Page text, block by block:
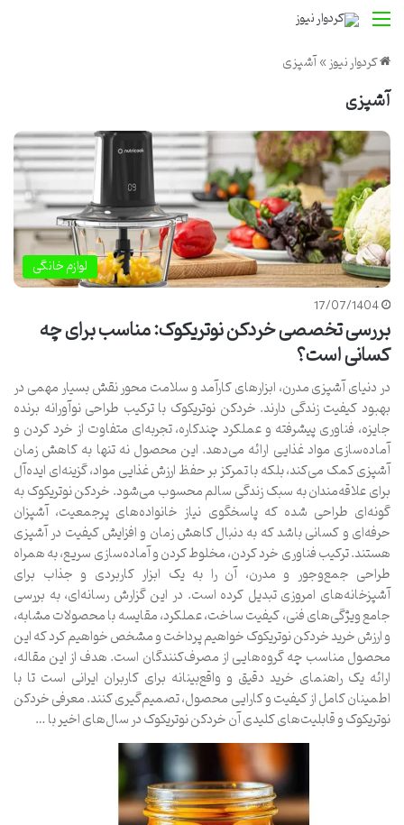
منو
کردوار نیوز»آشپزی
آشپزی
لوازم خانگی
17/07/1404
بررسی تخصصی خردکن نوتریکوک: مناسب برای چه
کسانی است؟
در دنیای آشپزی مدرن، ابزارهای کارآمد و سلامت محور نقش بسیار مهمی در
بهبود کیفیت زندگی دارند. خردکن نوتریکوک با ترکیب طراحی نوآورانه برنده
جایزه، فناوری پیشرفته و عملکرد چندکاره، تجربه‌ای متفاوت از خرد کردن و
آماده‌سازی مواد غذایی ارائه می‌دهد. این محصول نه تنها به کاهش زمان
آشپزی کمک می‌کند، بلکه با تمرکز بر حفظ ارزش غذایی مواد، گزینه‌ای ایده‌آل
برای علاقه‌مندان به سبک زندگی سالم محسوب می‌شود. خردکن نوتریکوک به
گونه‌ای طراحی شده که پاسخگوی نیاز خانواده‌های پرجمعیت، آشپزان
حرفه‌ای و کسانی باشد که به دنبال کاهش زمان و افزایش کیفیت در آشپزی
هستند. ترکیب فناوری خرد کردن، مخلوط کردن و آماده‌سازی سریع، به همراه
طراحی جمع‌وجور و مدرن، آن را به یک ابزار کاربردی و جذاب برای
آشپزخانه‌های امروزی تبدیل کرده است. در این گزارش رسانه‌ای، به بررسی
جامع ویژگی‌های فنی، کیفیت ساخت، عملکرد، مقایسه با محصولات مشابه،
و ارزش خرید خردکن نوتریکوک خواهیم پرداخت و مشخص خواهیم کرد که این
محصول مناسب چه گروه‌هایی از مصرف‌کنندگان است. هدف از این مقاله،
ارائه یک راهنمای خرید دقیق و واقع‌بینانه برای کاربران ایرانی است تا با
اطمینان کامل از کیفیت و کارایی محصول، تصمیم‌گیری کنند. معرفی خردکن
نوتریکوک و قابلیت‌های کلیدی آن خردکن نوتریکوک در سال‌های اخیر با …